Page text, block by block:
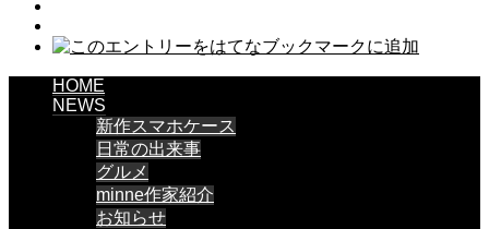
HOME
NEWS
新作スマホケース
日常の出来事
グルメ
minne作家紹介
お知らせ